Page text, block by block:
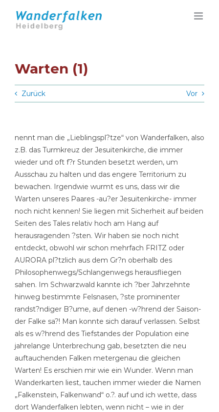
Inhalt
springen
Warten (1)
Zurück Vor
nennt man die „Lieblingspl?tze“ von Wanderfalken, also
z.B. das Turmkreuz der Jesuitenkirche, die immer
wieder und oft f?r Stunden besetzt werden, um
Ausschau zu halten und das engere Territorium zu
bewachen. Irgendwie wurmt es uns, dass wir die
Warten unseres Paares -au?er Jesuitenkirche- immer
noch nicht kennen! Sie liegen mit Sicherheit auf beiden
Seiten des Tales relativ hoch am Hang auf
herausragenden ?sten. Wir haben sie noch nicht
entdeckt, obwohl wir schon mehrfach FRITZ oder
AURORA pl?tzlich aus dem Gr?n oberhalb des
Philosophenwegs/Schlangenwegs herausfliegen
sahen. Im Schwarzwald kannte ich ?ber Jahrzehnte
hinweg bestimmte Felsnasen, ?ste prominenter
randst?ndiger B?ume, auf denen -w?hrend der Saison-
der Falke sa?! Man konnte sich darauf verlassen. Selbst
als es w?hrend des Tiefstandes der Population eine
jahrelange Unterbrechung gab, besetzten die neu
auftauchenden Falken metergenau die gleichen
Warten! Es erschien mir wie ein Wunder. Wenn man
Wanderkarten liest, tauchen immer wieder die Namen
„Falkenstein, Falkenwand“ o.?. auf und ich wette, dass
dort Wanderfalken lebten, wenn nicht – wie in der